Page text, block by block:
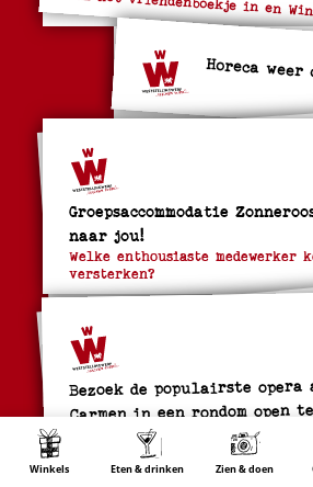
Winkels Eten & drinken Zien & doen
Horeca weer
Groepsaccommodatie
naar jou!
Welke enthousiaste medewerker
versterken?
Bezoek de populairste
Carmen in een rondom open
Opera Spanga, het Verona van